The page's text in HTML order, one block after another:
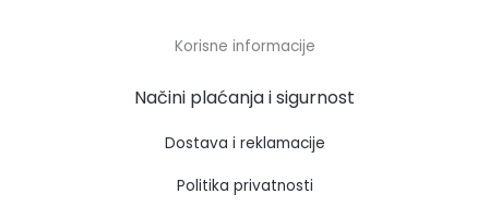
Korisne informacije
Načini plaćanja i sigurnost
Dostava i reklamacije
Politika privatnosti